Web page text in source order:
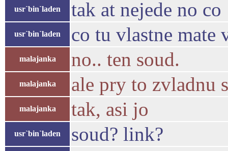
usr`bin`laden tak at nejede no co
usr`bin`laden co tu vlastne mate
malajanka no.. ten soud.
malajanka ale pry to zvladnu
malajanka tak, asi jo
usr`bin`laden
soud? link?